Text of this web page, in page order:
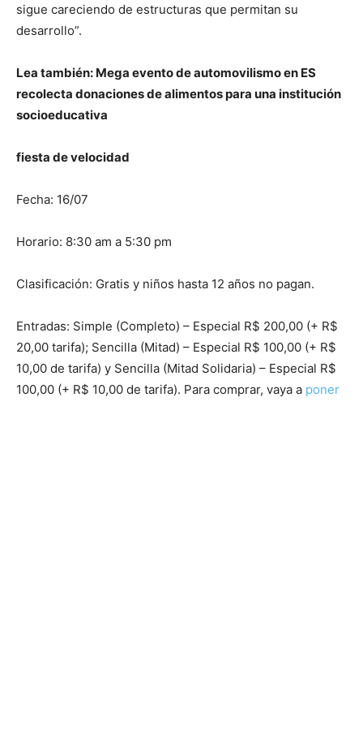
sigue careciendo de estructuras que permitan su
desarrollo”.
Lea también: Mega evento de automovilismo en ES
recolecta donaciones de alimentos para una institución
socioeducativa
fiesta de velocidad
Fecha: 16/07
Horario: 8:30 am a 5:30 pm
Clasificación: Gratis y niños hasta 12 años no pagan.
Entradas: Simple (Completo) – Especial R$ 200,00 (+ R$
20,00 tarifa); Sencilla (Mitad) – Especial R$ 100,00 (+ R$
10,00 de tarifa) y Sencilla (Mitad Solidaria) – Especial R$
100,00 (+ R$ 10,00 de tarifa). Para comprar, vaya a poner